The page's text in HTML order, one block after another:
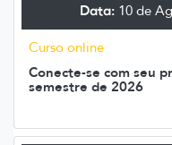
Data:10 de
Curso online
Conecte-se com seu
semestre de 2026